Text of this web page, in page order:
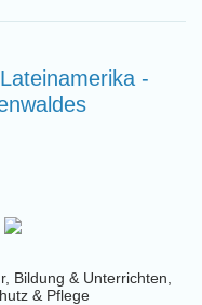
-
Bildung & Unterrichten,
& Pflege